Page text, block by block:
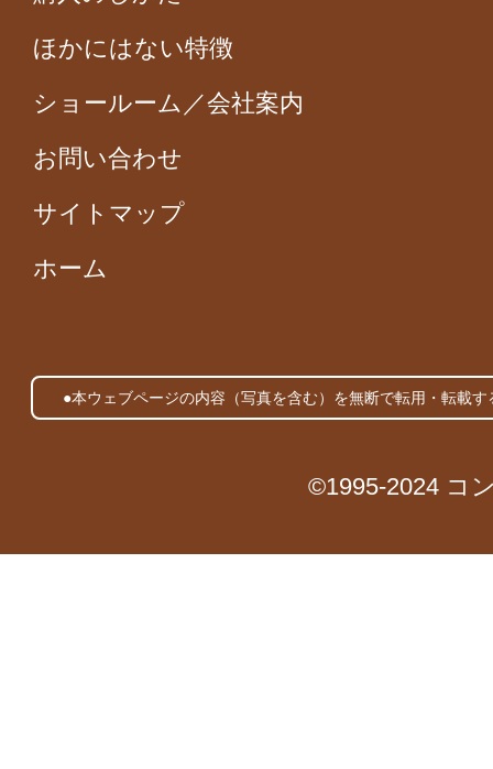
ほかにはない特徴
ショールーム／会社案内
お問い合わせ
サイトマップ
ホーム
●本ウェブページの内容（写真を含む）を無断で転用・転載
©1995-2024 コ